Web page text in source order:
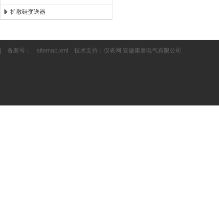
扩散硅变送器
| 备案号： sitemap.xml 技术支持： 仪表网 安徽康泰电气有限公司